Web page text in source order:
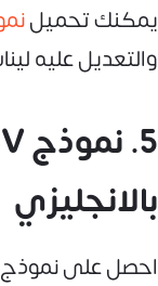
يمكنك تحميل
والتعديل عليه
بالانجليزي
احصل على نموذج